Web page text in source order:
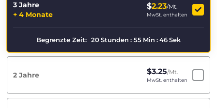
3 Jahre
+ 4 Monate
$2.23/Mt.
MwSt. enthalten
Begrenzte Zeit: 20Stunden : 55 Min :45Sek
2 Jahre $3.25/Mt.
MwSt. enthalten